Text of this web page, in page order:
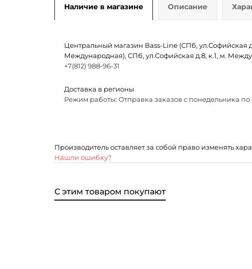
Наличие в магазине Описание
Центральный магазин Bass-Line (СПб, ул.Софийская
Международная), СПб, ул.Софийская д.8, к.1, м.
+7(812) 988-96-31
Доставка в регионы
Режим работы: Отправка заказов с понедельника по
Производитель оставляет за собой право изменять
Нашли ошибку?
С этим товаром покупают